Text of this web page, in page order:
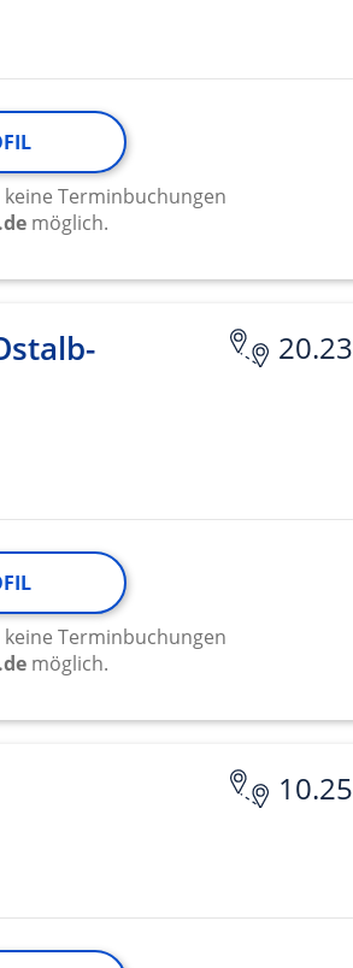
Terminbuchungen
möglich.
20.23
Terminbuchungen
möglich.
10.25